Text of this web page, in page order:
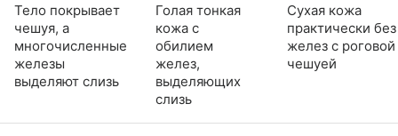
Тело покрывает
чешуя, а
многочисленные
железы
выделяют слизь
Голая тонкая
кожа с
обилием
желез,
выделяющих
слизь
Сухая кожа
практически без
желез с роговой
чешуей